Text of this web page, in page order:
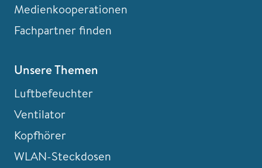
Medienkooperationen
Fachpartner finden
Unsere Themen
Luftbefeuchter
Ventilator
Kopfhörer
WLAN-Steckdosen